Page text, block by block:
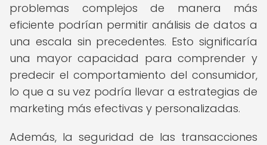
problemas complejos de manera más
eficiente podrían permitir análisis de datos a
una escala sin precedentes. Esto significaría
una mayor capacidad para comprender y
predecir el comportamiento del consumidor,
lo que a su vez podría llevar a estrategias de
marketing más efectivas y personalizadas.
Además, la seguridad de las transacciones